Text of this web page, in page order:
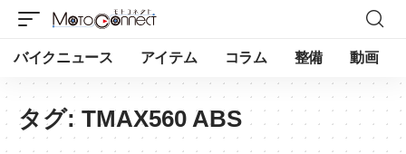
バイクニュース アイテム コラム 整備 動画
タグ: TMAX560 ABS